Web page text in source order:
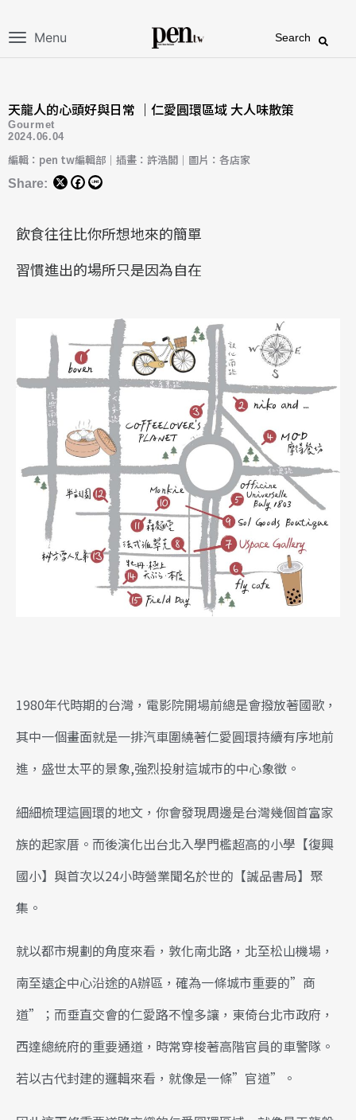
Menu Search
天龍人的心頭好與日常 ｜仁愛圓環區域 大人味散策
Gourmet
2024.06.04
編輯：pen tw編輯部｜插畫：許浩閣｜圖片：各店家
Share:
飲食往往比你所想地來的簡單
習慣進出的場所只是因為自在
1980年代時期的台灣，電影院開場前總是會撥放著國歌，
其中一個畫面就是一排汽車圍繞著仁愛圓環持續有序地前
進，盛世太平的景象,強烈投射這城市的中心象徵。
細細梳理這圓環的地文，你會發現周邊是台灣幾個首富家
族的起家厝。而後演化出台北入學門檻超高的小學【復興
國小】與首次以24小時營業聞名於世的【誠品書局】聚
集。
就以都市規劃的角度來看，敦化南北路，北至松山機場，
南至遠企中心沿途的A辦區，確為一條城市重要的”商
道”；而垂直交會的仁愛路不惶多讓，東倚台北市政府，
西達總統府的重要通道，時常穿梭著高階官員的車警隊。
若以古代封建的邏輯來看，就像是一條”官道”。